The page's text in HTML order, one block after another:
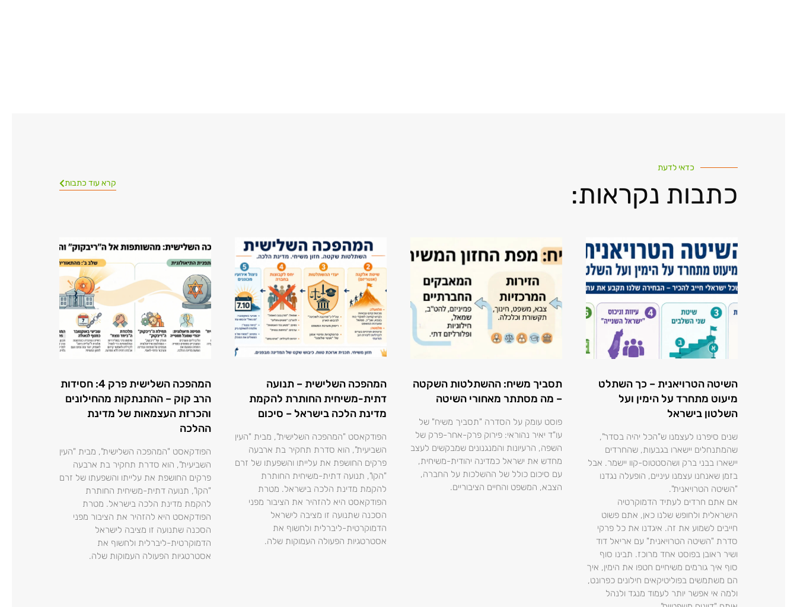
כדאי לדעת
כתבות נקראות: קרא עוד כתבות
השיטה הטרויאנית – כך השתלט
מיעוט מתחרד על הימין ועל
השלטון בישראל
שנים סיפרנו לעצמנו ש"הכל יהיה בסדר",
שהמתנחלים יישארו בגבעות, שהחרדים
יישארו בבני ברק ושהסטטוס-קוו יישמר. אבל
בזמן שאנחנו עצמנו עיניים, הופעלה נגדנו
"השיטה הטרויאנית".
אם אתם חרדים לעתיד הדמוקרטיה
הישראלית ולחופש שלנו כאן, אתם פשוט
חייבים לשמוע את זה. איגדנו את כל פרקי
סדרת "השיטה הטרויאנית" עם אריאל דוד
ושיר ראובן בפוסט אחד מרוכז. תבינו סוף
סוף איך גורמים משיחיים חטפו את הימין, איך
הם משתמשים בפוליטיקאים חילונים כפרונט,
ולמה אי אפשר יותר לעמוד מנגד ולנהל
תסביך משיח: ההשתלטות השקטה
– מה מסתתר מאחורי השיטה
פוסט עומק על הסדרה "תסביך משיח" של
עו"ד יאיר נהוראי: פירוק פרק-אחר-פרק של
השפה, הרעיונות והמנגנונים שמבקשים לעצב
מחדש את ישראל כמדינה יהודית-משיחית,
עם סיכום כולל של ההשלכות על החברה,
הצבא, המשפט והחיים הציבוריים.
המהפכה השלישית – תנועה
דתית-משיחית החותרת להקמת
מדינת הלכה בישראל – סיכום
הפודקאסט "המהפכה השלישית", מבית "העין
השביעית", הוא סדרת תחקיר בת ארבעה
פרקים החושפת את עלייתו והשפעתו של זרם
"הקו", תנועה דתית-משיחית החותרת
להקמת מדינת הלכה בישראל. מטרת
הפודקאסט היא להזהיר את הציבור מפני
הסכנה שתנועה זו מציבה לישראל
הדמוקרטית-ליברלית ולחשוף את
אסטרטגיות הפעולה העמוקות שלה.
המהפכה השלישית פרק 4: חסידות
הרב קוק – ההתנתקות מהחילונים
והכרזת העצמאות של מדינת
ההלכה
הפודקאסט "המהפכה השלישית", מבית "העין
השביעית", הוא סדרת תחקיר בת ארבעה
פרקים החושפת את עלייתו והשפעתו של זרם
"הקו", תנועה דתית-משיחית החותרת
להקמת מדינת הלכה בישראל. מטרת
הפודקאסט היא להזהיר את הציבור מפני
הסכנה שתנועה זו מציבה לישראל
הדמוקרטית-ליברלית ולחשוף את
אסטרטגיות הפעולה העמוקות שלה.